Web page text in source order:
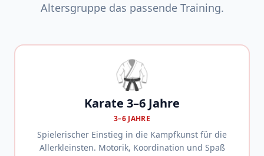
Altersgruppe das passende Training.
🥋
Karate 3–6 Jahre
3–6 JAHRE
Spielerischer Einstieg in die Kampfkunst für die
Allerkleinsten. Motorik, Koordination und Spaß